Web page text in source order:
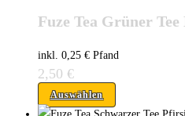
Fuze Tea Grüner
inkl. 0,25 € Pfand
2,50 €
Auswählen